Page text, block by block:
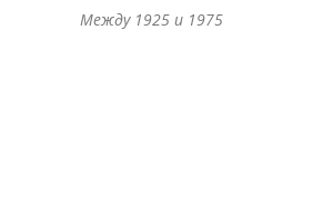
Между 1925 и 1975